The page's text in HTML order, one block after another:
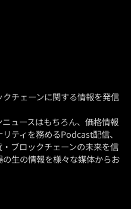
チェーンに関する情報を発信
ュースはもちろん、価格情報
ティを務めるPodcast配信、
ブロックチェーンの未来を信
生の情報を様々な媒体からお